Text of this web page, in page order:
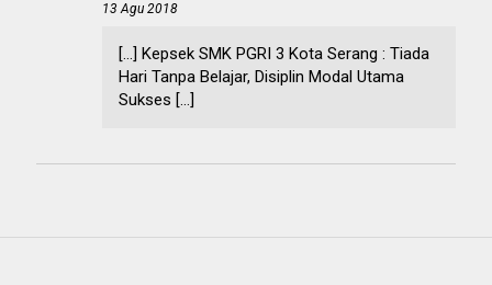
13 Agu 2018
[…] Kepsek SMK PGRI 3 Kota Serang : Tiada
Hari Tanpa Belajar, Disiplin Modal Utama
Sukses […]